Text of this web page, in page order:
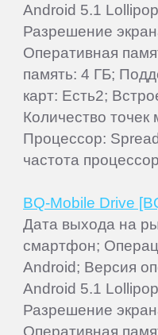
Android 5.1
Разрешение
Оперативная
память: 4 ГБ;
карт: Есть2;
Количество
Процессор:
частота
BQ-Mobile Drive
Дата выхода на
смартфон;
Android; Версия
Android 5.1
Разрешение
Оперативная